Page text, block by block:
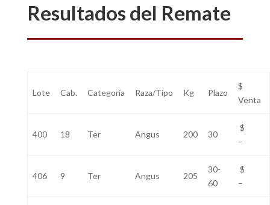
Resultados del Remate
Lote Cab. Categoría Raza/Tipo Kg Plazo
$
Venta
400 18 Ter Angus 200 30
$
–
406 9 Ter Angus 205
30-
60
$
–